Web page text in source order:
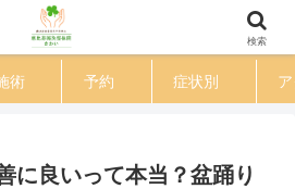
徒歩３分の鍼灸整体院
術 予約 症状別
に良いって本当？盆踊り
検索